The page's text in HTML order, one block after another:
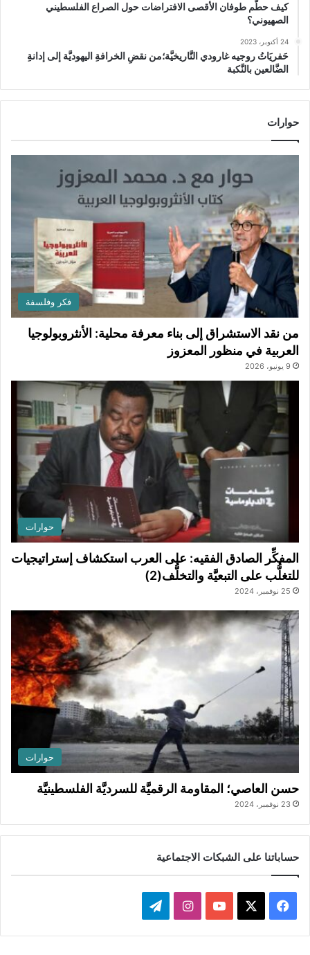
كيف حطَّم طوفان الأقصى الافتراضات حول الصراع الفلسطيني
الصهيوني؟
24 أكتوبر، 2023
حَفريَاتُ روجيه غارودي التَّاريخيَّة؛من نقضِ الخرافةِ اليهوديَّة إلى إدانةِ
الضَّالعين بالنَّكبة
حوارات
فكر وفلسفة
من نقد الاستشراق إلى بناء معرفة محلية: الأنثروبولوجيا
العربية في منظور المعزوز
9 يونيو، 2026
حوارات
المفكِّر الصادق الفقيه: على العرب استكشاف إستراتيجيات
للتغلُّب على التبعيَّة والتخلُّف(2)
25 نوفمبر، 2024
حوارات
حسن العاصي؛ المقاومة الرقميَّة للسرديَّة الفلسطينيَّة
23 نوفمبر، 2024
حساباتنا على الشبكات الاجتماعية
ي
X
Y
ن
ي